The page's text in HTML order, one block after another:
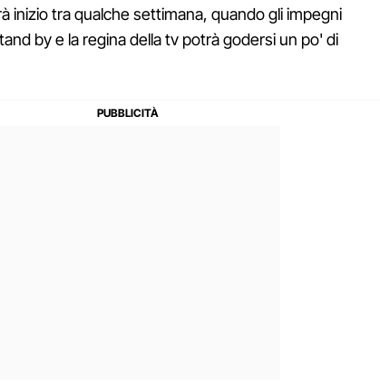
inizio tra qualche settimana, quando gli impegni
by e la regina della tv potrà godersi un po' di